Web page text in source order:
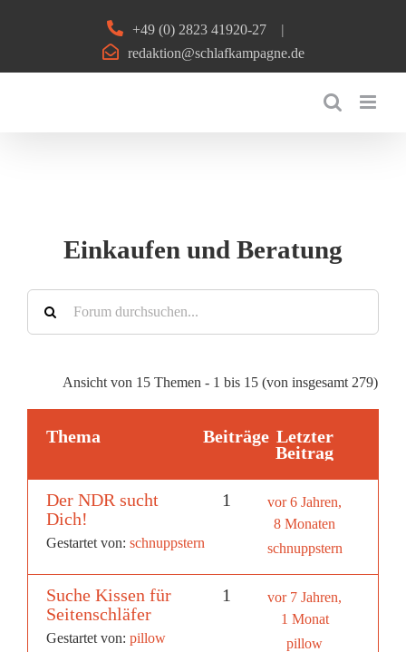
+49 (0) 2823 41920-27
|
redaktion@schlafkampagne.de
Einkaufen und Beratung
Ansicht von 15 Themen - 1 bis 15 (von insgesamt 279)
Thema Beiträge Letzter
Beitrag
Der NDR sucht
Dich!
Gestartet von: schnuppstern
1
vor 6 Jahren,
8 Monaten
schnuppstern
Suche Kissen für
Seitenschläfer
Gestartet von: pillow
1
vor 7 Jahren,
1 Monat
pillow